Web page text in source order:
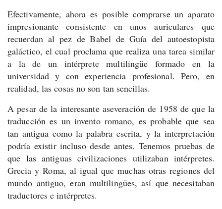
Efectivamente, ahora es posible comprarse un aparato
impresionante consistente en unos auriculares que
recuerdan al pez de Babel de Guía del autoestopista
galáctico, el cual proclama que realiza una tarea similar
a la de un intérprete multilingüe formado en la
universidad y con experiencia profesional. Pero, en
realidad, las cosas no son tan sencillas.
A pesar de la interesante aseveración de 1958 de que la
traducción es un invento romano, es probable que sea
tan antigua como la palabra escrita, y la interpretación
podría existir incluso desde antes. Tenemos pruebas de
que las antiguas civilizaciones utilizaban intérpretes.
Grecia y Roma, al igual que muchas otras regiones del
mundo antiguo, eran multilingües, así que necesitaban
traductores e intérpretes.